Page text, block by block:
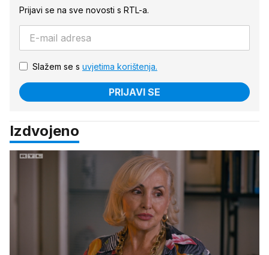
Prijavi se na sve novosti s RTL-a.
Slažem se s uvjetima korištenja.
PRIJAVI SE
Izdvojeno